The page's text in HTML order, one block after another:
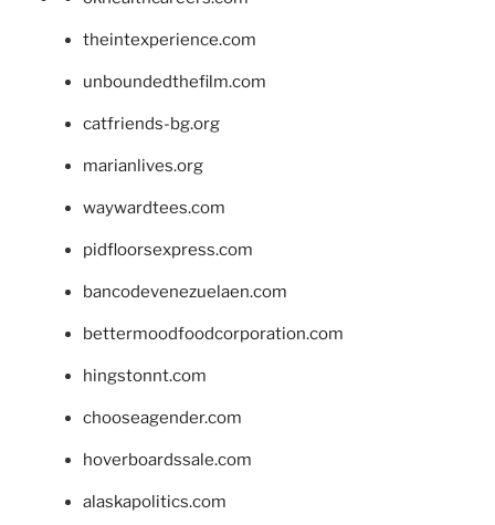
theintexperience.com
unboundedthefilm.com
catfriends-bg.org
marianlives.org
waywardtees.com
pidfloorsexpress.com
bancodevenezuelaen.com
bettermoodfoodcorporation.com
hingstonnt.com
chooseagender.com
hoverboardssale.com
alaskapolitics.com